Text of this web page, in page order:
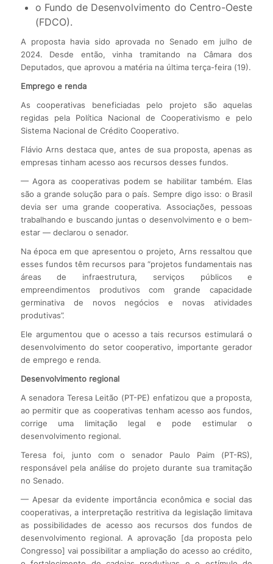
o Fundo de Desenvolvimento do Centro-Oeste
(FDCO).
A proposta havia sido aprovada no Senado em julho de
2024. Desde então, vinha tramitando na Câmara dos
Deputados, que aprovou a matéria na última terça-feira (19).
Emprego e renda
As cooperativas beneficiadas pelo projeto são aquelas
regidas pela Política Nacional de Cooperativismo e pelo
Sistema Nacional de Crédito Cooperativo.
Flávio Arns destaca que, antes de sua proposta, apenas as
empresas tinham acesso aos recursos desses fundos.
— Agora as cooperativas podem se habilitar também. Elas
são a grande solução para o país. Sempre digo isso: o Brasil
devia ser uma grande cooperativa. Associações, pessoas
trabalhando e buscando juntas o desenvolvimento e o bem-
estar — declarou o senador.
Na época em que apresentou o projeto, Arns ressaltou que
esses fundos têm recursos para “projetos fundamentais nas
áreas de infraestrutura, serviços públicos e
empreendimentos produtivos com grande capacidade
germinativa de novos negócios e novas atividades
produtivas”.
Ele argumentou que o acesso a tais recursos estimulará o
desenvolvimento do setor cooperativo, importante gerador
de emprego e renda.
Desenvolvimento regional
A senadora Teresa Leitão (PT-PE) enfatizou que a proposta,
ao permitir que as cooperativas tenham acesso aos fundos,
corrige uma limitação legal e pode estimular o
desenvolvimento regional.
Teresa foi, junto com o senador Paulo Paim (PT-RS),
responsável pela análise do projeto durante sua tramitação
no Senado.
— Apesar da evidente importância econômica e social das
cooperativas, a interpretação restritiva da legislação limitava
as possibilidades de acesso aos recursos dos fundos de
desenvolvimento regional. A aprovação [da proposta pelo
Congresso] vai possibilitar a ampliação do acesso ao crédito,